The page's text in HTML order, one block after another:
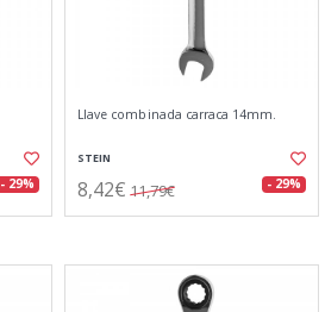
- 29%
Llave combinada carraca 14mm.
STEIN
8,42€ 11,79€ - 29%